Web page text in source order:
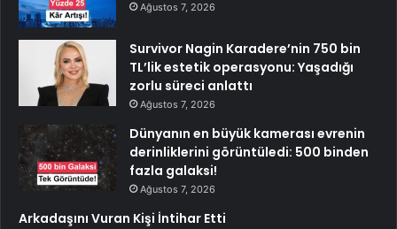
Ağustos 7, 2026
Survivor Nagin Karadere’nin 750 bin
TL’lik estetik operasyonu: Yaşadığı
zorlu süreci anlattı
Ağustos 7, 2026
Dünyanın en büyük kamerası evrenin
derinliklerini görüntüledi: 500 binden
fazla galaksi!
Ağustos 7, 2026
Arkadaşını Vuran Kişi İntihar Etti